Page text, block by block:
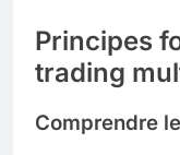
Principes
trading
Comprendre